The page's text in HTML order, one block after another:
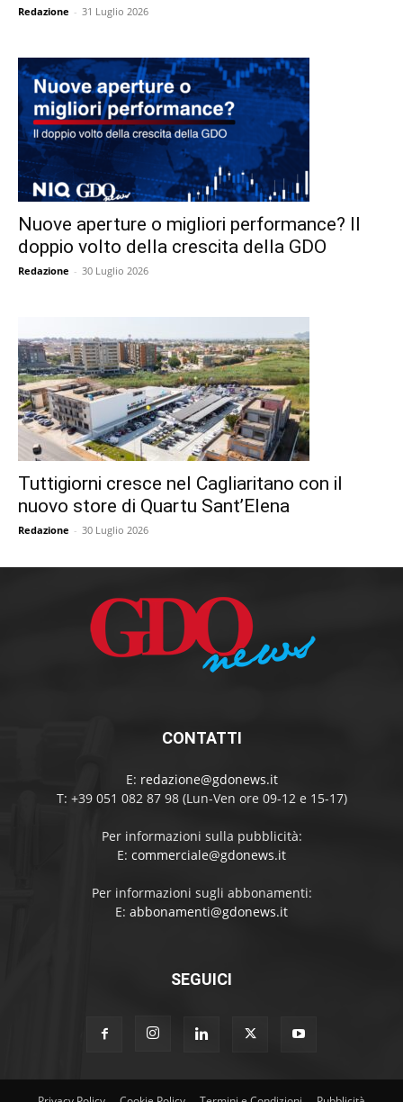
Redazione - 31 Luglio 2026
Nuove aperture o migliori performance? Il
doppio volto della crescita della GDO
Redazione - 30 Luglio 2026
Tuttigiorni cresce nel Cagliaritano con il
nuovo store di Quartu Sant’Elena
Redazione - 30 Luglio 2026
CONTATTI
E: redazione@gdonews.it
T: +39 051 082 87 98 (Lun-Ven ore 09-12 e 15-17)
Per informazioni sulla pubblicità:
E: commerciale@gdonews.it
Per informazioni sugli abbonamenti:
E: abbonamenti@gdonews.it
SEGUICI